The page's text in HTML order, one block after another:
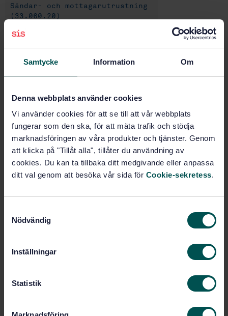
Samtycke Information Om
Denna webbplats använder cookies
Vi använder cookies för att se till att vår webbplats
fungerar som den ska, för att mäta trafik och stödja
marknadsföringen av våra produkter och tjänster. Genom
att klicka på "Tillåt alla", tillåter du användning av
cookies. Du kan ta tillbaka ditt medgivande eller anpassa
ditt val genom att besöka vår sida för Cookie-sekretess.
Nödvändig
Inställningar
Statistik
Sändar- och mottagarutrustning
(33.060.20)
Språk: Engelska
for radio transmitters - Part 2:
Bandwidth, out-of-band power and power
of non-essential oscillations
Artikelnummer:STD-19954
Utgåva: 1
Fastställd:
Antal sidor:0
Metod för
avseende exponering för radiofrekventa